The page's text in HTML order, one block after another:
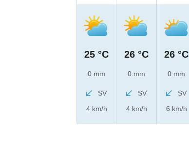
25 °C
0 mm
SV
4 km/h
26 °C
0 mm
SV
4 km/h
26 °C
0 mm
SV
6 km/h